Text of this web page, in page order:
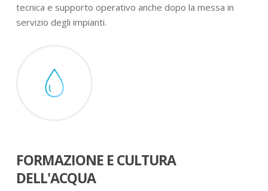
tecnica e supporto operativo anche dopo la messa in
servizio degli impianti.
FORMAZIONE E CULTURA
DELL'ACQUA